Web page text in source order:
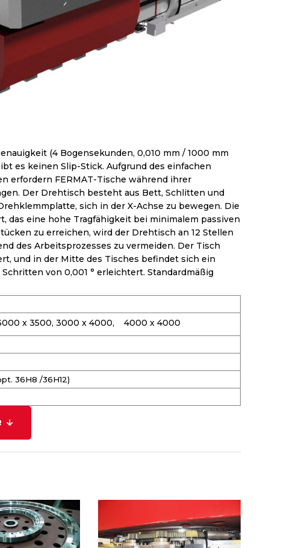
(4 Bogensekunden, 0,010 mm / 1000 mm
es keinen Slip-Stick. Aufgrund des einfachen
erfordern FERMAT-Tische während ihrer
Der Drehtisch besteht aus Bett, Schlitten und
sich in der X-Achse zu bewegen. Die
das eine hohe Tragfähigkeit bei minimalem passiven
zu erreichen, wird der Drehtisch an 12 Stellen
des Arbeitsprozesses zu vermeiden. Der Tisch
und in der Mitte des Tisches befindet sich ein
von 0,001 ° erleichtert. Standardmäßig
x 3500, 3000 x 4000, 4000 x 4000
36H8 /36H12)